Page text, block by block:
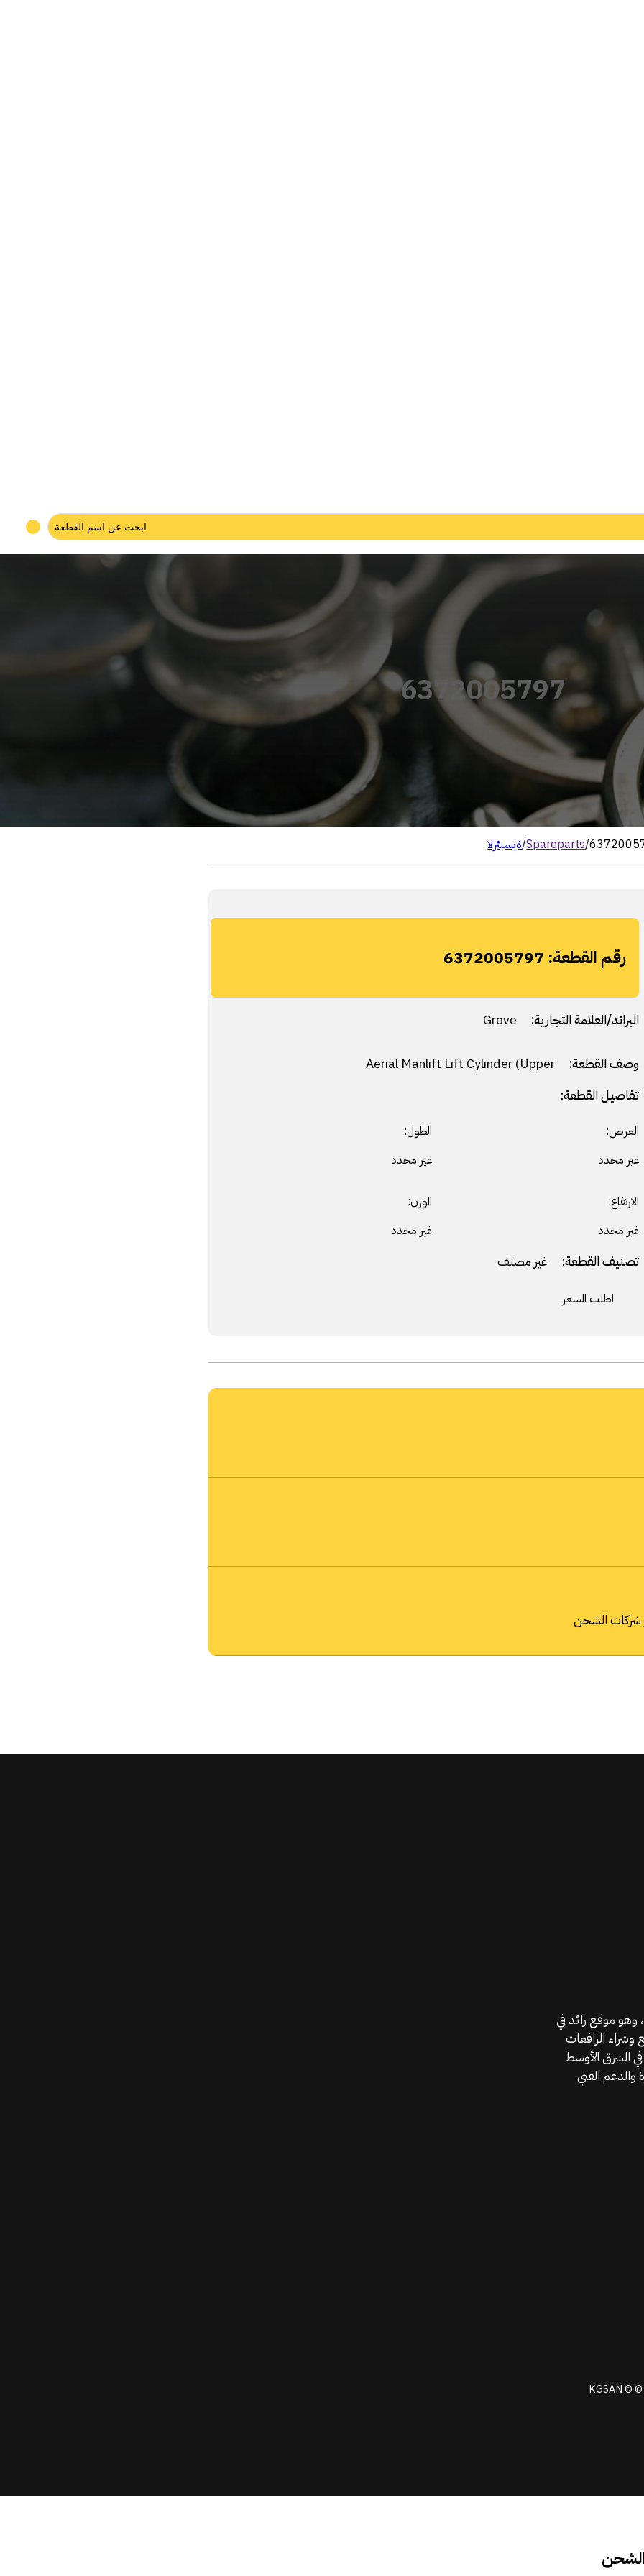
6372005797
الرئيسية/Spareparts/
رقم القطعة: 6372005797
البراند/العلامة التجارية:
وصف القطعة:
تفاصيل القطعة:
العرض:
غير محدد
الطول:
غير محدد
الارتفاع:
غير محدد
الوزن:
غير محدد
تصنيف القطعة: غير مصنف
اطلب السعر
موقع قطع الغيار KGSAN وهو أحد اعمال شركة MAHALLAK، وهو موقع رائد في
وشراء الرافعات
الشرق الأوسط
الفني
KGSAN ©